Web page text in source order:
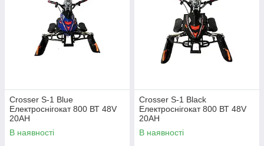
Crosser S-1 Blue
Електроснігокат 800 ВТ 48V
20AH
В наявності
Crosser S-1 Black
Електроснігокат 800 ВТ 48V
20AH
В наявності